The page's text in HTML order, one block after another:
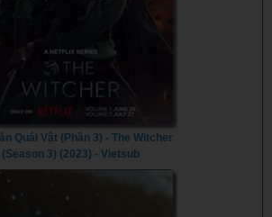
Quái Vật (Phần 3) - The Witcher
(Season 3) (2023) - Vietsub